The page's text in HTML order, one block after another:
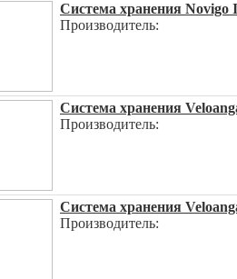
Система хранения Novigo
Производитель:
Система хранения
Производитель:
Система хранения
Производитель: